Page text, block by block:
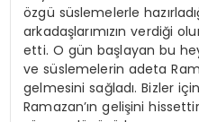
özgü süslemelerle
arkadaşlarımızın verdiği
etti. O gün başlayan bu
ve süslemelerin adeta
gelmesini sağladı. Bizler
Ramazan’ın gelişini